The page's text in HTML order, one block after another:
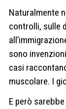
Naturalmente
controlli, sulle
sono
casi
muscolare. I
E però